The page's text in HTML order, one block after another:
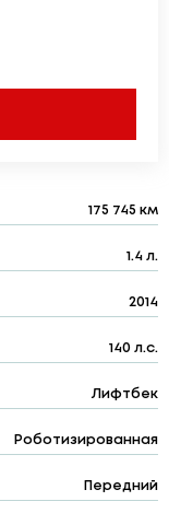
175 745 км
1.4 л.
2014
140 л.с.
Лифтбек
Роботизированная
Передний